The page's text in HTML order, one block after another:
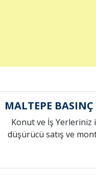
MALTEPE
Konut ve İş Yerleriniz
düşürücü satış ve